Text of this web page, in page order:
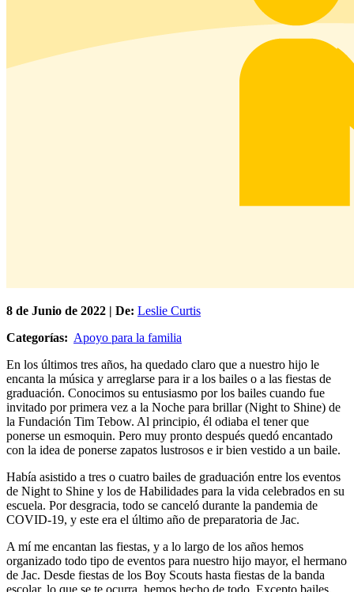
8 de Junio de 2022 | De: Leslie Curtis
Categorías: Apoyo para la familia
En los últimos tres años, ha quedado claro que a nuestro hijo le
encanta la música y arreglarse para ir a los bailes o a las fiestas de
graduación. Conocimos su entusiasmo por los bailes cuando fue
invitado por primera vez a la Noche para brillar (Night to Shine) de
la Fundación Tim Tebow. Al principio, él odiaba el tener que
ponerse un esmoquin. Pero muy pronto después quedó encantado
con la idea de ponerse zapatos lustrosos e ir bien vestido a un baile.
Había asistido a tres o cuatro bailes de graduación entre los eventos
de Night to Shine y los de Habilidades para la vida celebrados en su
escuela. Por desgracia, todo se canceló durante la pandemia de
COVID-19, y este era el último año de preparatoria de Jac.
A mí me encantan las fiestas, y a lo largo de los años hemos
organizado todo tipo de eventos para nuestro hijo mayor, el hermano
de Jac. Desde fiestas de los Boy Scouts hasta fiestas de la banda
escolar, lo que se te ocurra, hemos hecho de todo. Excepto bailes.